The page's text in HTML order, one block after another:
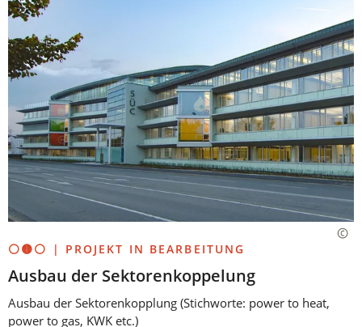
⚪🟡⚪ | PROJEKT IN BEARBEITUNG
Ausbau der Sektorenkoppelung
Ausbau der Sektorenkopplung (Stichworte: power to heat,
power to gas, KWK etc.)